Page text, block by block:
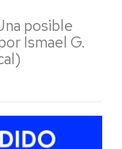
posible
Ismael G.